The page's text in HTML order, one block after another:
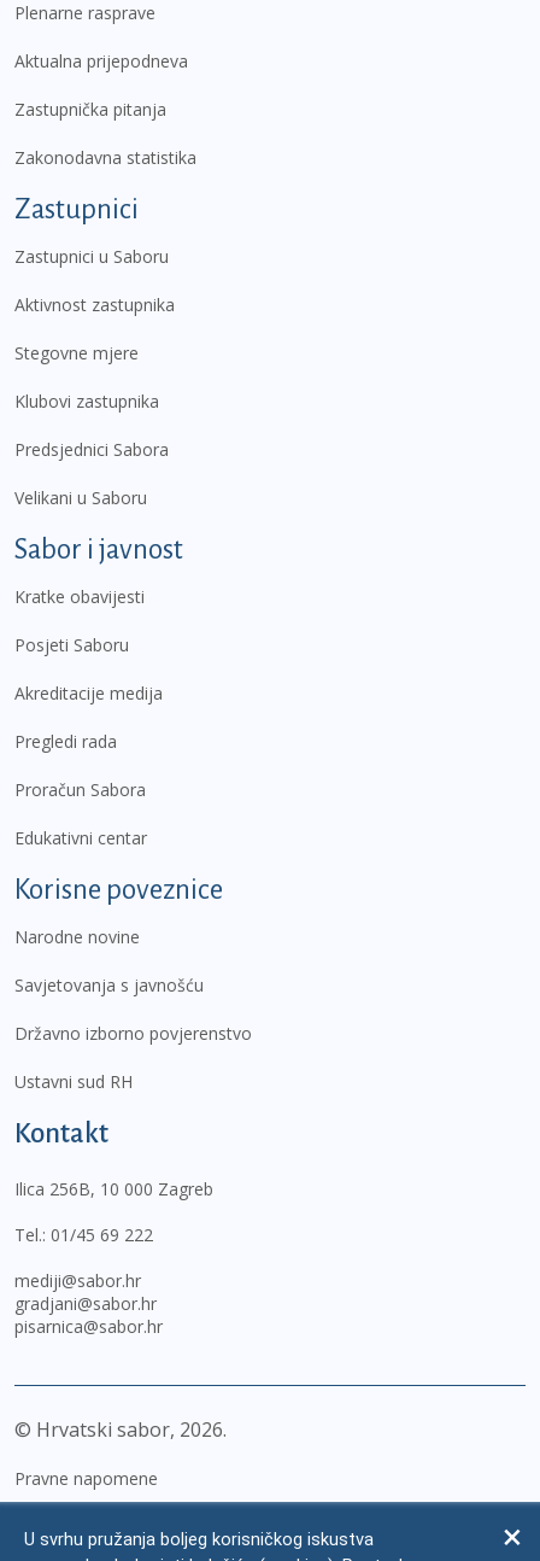
Plenarne rasprave
Aktualna prijepodneva
Zastupnička pitanja
Zakonodavna statistika
Zastupnici
Zastupnici u Saboru
Aktivnost zastupnika
Stegovne mjere
Klubovi zastupnika
Predsjednici Sabora
Velikani u Saboru
Sabor i javnost
Kratke obavijesti
Posjeti Saboru
Akreditacije medija
Pregledi rada
Proračun Sabora
Edukativni centar
Korisne poveznice
Narodne novine
Savjetovanja s javnošću
Državno izborno povjerenstvo
Ustavni sud RH
Kontakt
Ilica 256B, 10 000 Zagreb
Tel.: 01/45 69 222
mediji@sabor.hr
gradjani@sabor.hr
pisarnica@sabor.hr
© Hrvatski sabor, 2026
Pravne napomene
U svrhu pružanja boljeg korisničkog iskustva